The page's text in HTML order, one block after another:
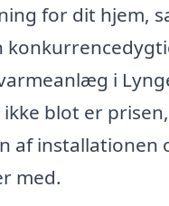
for dit hjem,
i
blot er
af installationen
med.